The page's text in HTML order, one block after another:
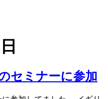
セミナーに参加